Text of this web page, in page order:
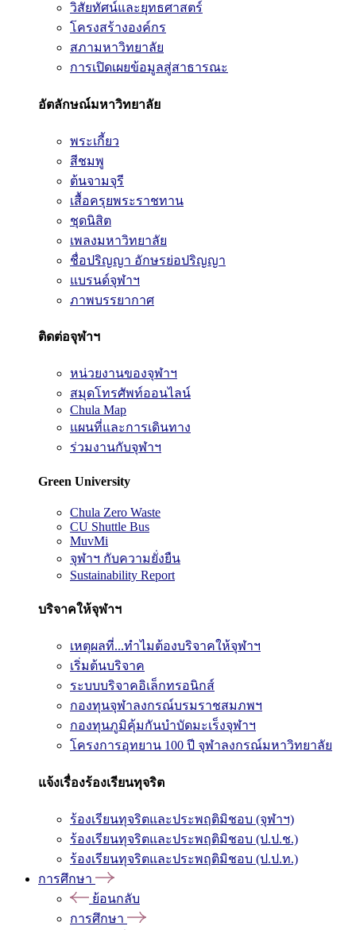
วิสัยทัศน์และยุทธศาสตร์
โครงสร้างองค์กร
สภามหาวิทยาลัย
การเปิดเผยข้อมูลสู่สาธารณะ
อัตลักษณ์มหาวิทยาลัย
พระเกี้ยว
สีชมพู
ต้นจามจุรี
เสื้อครุยพระราชทาน
ชุดนิสิต
เพลงมหาวิทยาลัย
ชื่อปริญญา อักษรย่อปริญญา
แบรนด์จุฬาฯ
ภาพบรรยากาศ
ติดต่อจุฬาฯ
หน่วยงานของจุฬาฯ
สมุดโทรศัพท์ออนไลน์
Chula Map
แผนที่และการเดินทาง
ร่วมงานกับจุฬาฯ
Green University
Chula Zero Waste
CU Shuttle Bus
MuvMi
จุฬาฯ กับความยั่งยืน
Sustainability Report
บริจาคให้จุฬาฯ
เหตุผลที่...ทำไมต้องบริจาคให้จุฬาฯ
เริ่มต้นบริจาค
ระบบบริจาคอิเล็กทรอนิกส์
กองทุนจุฬาลงกรณ์บรมราชสมภพฯ
กองทุนภูมิคุ้มกันบำบัดมะเร็งจุฬาฯ
โครงการอุทยาน 100 ปี จุฬาลงกรณ์มหาวิทยาลัย
แจ้งเรื่องร้องเรียนทุจริต
ร้องเรียนทุจริตและประพฤติมิชอบ (จุฬาฯ)
ร้องเรียนทุจริตและประพฤติมิชอบ (ป.ป.ช.)
ร้องเรียนทุจริตและประพฤติมิชอบ (ป.ป.ท.)
การศึกษา
ย้อนกลับ
การศึกษา